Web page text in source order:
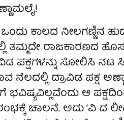
ಕಾಲದ ನೀಲಗಣ್ಣಿನ
ತಮ್ಮದೇ ರಾಜಕಾರಣದ
ಪಕ್ಷಗಳನ್ನು ಸೋಲಿಸಿ
ನೆಲದಲ್ಲಿ ದ್ರಾವಿಡ ಪಕ್ಷ
ಭವಿಷ್ಯವಿಲ್ಲವೆಂದು ಆ
ಚಾಲನೆ. ಅದು ‘ವಿ ದ